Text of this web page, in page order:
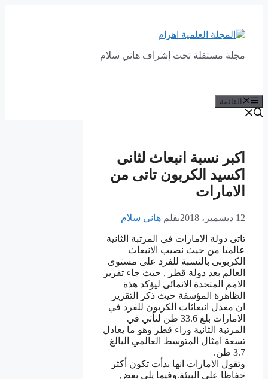
المحتوى
مجلة مستقلة تحت إشراف هاني سلام
القائمة
اكبر نسبة انبعاث لثانى
اكسيد الكربون تاتى من
الامارات
12 ديسمبر، 2018 بقلم هاني سلام
تاتى دولة الامارات فى المرتبة الثانية
عالميا من حيث نصيب الانبعاث
الكربونى بالنسبة للفرد على مستوى
العالم بعد دولة قطر , حيث جاء تقرير
الامم المتحدة الانمائى ليؤكد هذة
الظاهرة المؤسفة حيث ذكر التقرير
ان معدل انبعاثات الكربون للفرد في
الامارات بلغ 33.6 طن لتأتي في
المرتبة الثانية وراء قطر وهو ما يعادل
تسعة امثال المتوسط العالمي البالغ
3.7 طن.
وتقول الامارات انها بدأت تكون أكثر
حفاظا على البيئة.وفيما يلي بعض